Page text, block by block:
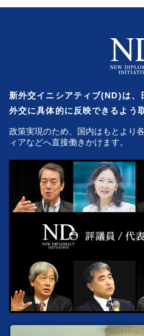
新外交イニシアティブ(ND)は、
外交に具体的に反映できるよう
政策実現のため、国内はもとより
ィアなどへ直接働きかけます。